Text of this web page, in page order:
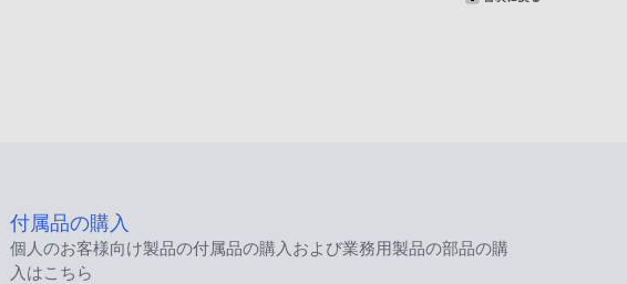
付属品の購入
個人のお客様向け製品の付属品の購入および業務用製品の部品の購
入はこちら